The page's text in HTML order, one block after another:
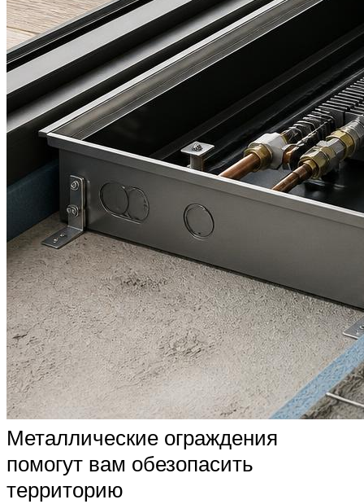
Металлические ограждения
помогут вам обезопасить
территорию